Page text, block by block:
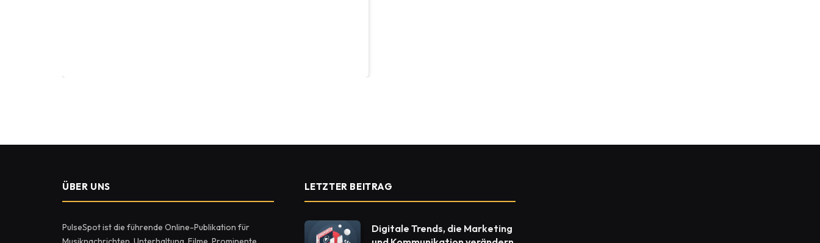
ÜBER UNS
PulseSpot ist die führende Online-Publikation für
LETZTER BEITRAG
Digitale Trends, die Marketing